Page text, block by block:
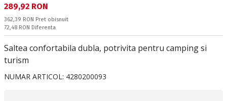
Текуща цена:
289,92 RON
Pret obisnuit:
362,39 RON Pret obisnuit
Спестявате:
72,48 RON Diferenta
Saltea confortabila dubla, potrivita pentru camping si
turism
NUMAR ARTICOL: 4280200093